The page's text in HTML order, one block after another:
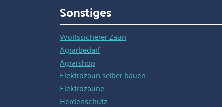
Sonstiges
Wolfssicherer Zaun
Agrarbedarf
Agrarshop
Elektrozaun selber bauen
Elektrozäune
Herdenschutz